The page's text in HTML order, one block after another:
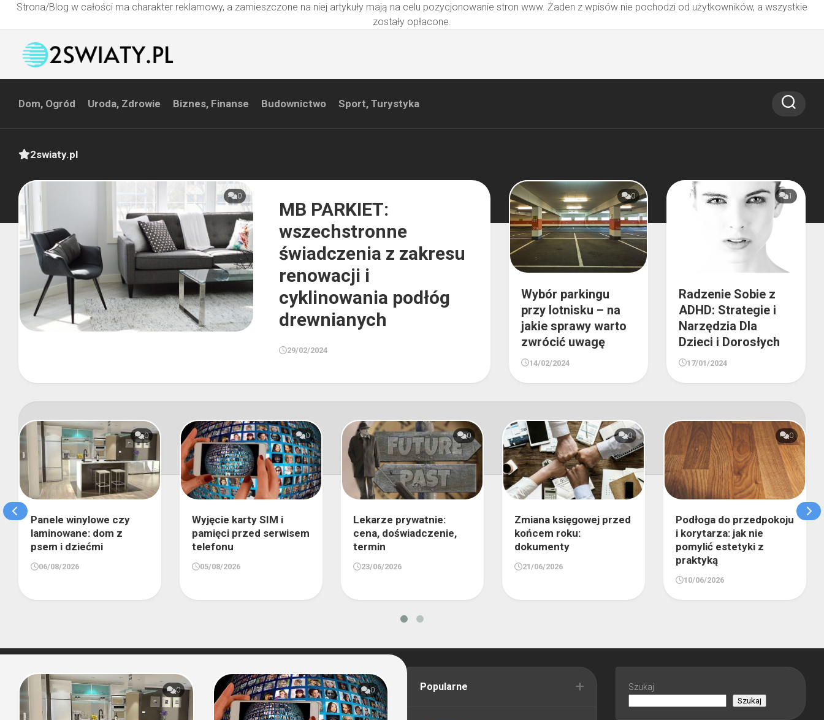
Strona/Blog w całości ma charakter reklamowy, a zamieszczone na niej artykuły mają na celu pozycjonowanie stron www. Żaden z wpisów nie pochodzi od użytkowników, a wszystkie
zostały opłacone.
Dom, Ogród Uroda, Zdrowie Biznes, Finanse Budownictwo Sport, Turystyka
2swiaty.pl
0
MB PARKIET:
wszechstronne
świadczenia z zakresu
renowacji i
cyklinowania podłóg
drewnianych
29/02/2024
0
Wybór parkingu
przy lotnisku – na
jakie sprawy warto
zwrócić uwagę
14/02/2024
1
Radzenie Sobie z
ADHD: Strategie i
Narzędzia Dla
Dzieci i Dorosłych
17/01/2024
0
Panele winylowe czy
laminowane: dom z
psem i dziećmi
06/08/2026
0
Wyjęcie karty SIM i
pamięci przed serwisem
telefonu
05/08/2026
0
Lekarze prywatnie:
cena, doświadczenie,
termin
23/06/2026
0
Zmiana księgowej przed
końcem roku:
dokumenty
21/06/2026
0
Podłoga do przedpokoju
i korytarza: jak nie
pomylić estetyki z
praktyką
10/06/2026
0 0 Szukaj
Szukaj
Popularne